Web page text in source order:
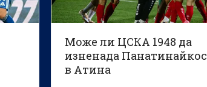
Може ли ЦСКА 1948 да
изненада Панатинайкос
в Атина